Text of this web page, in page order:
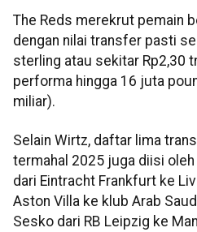
The Reds merekrut pemain
dengan nilai transfer pasti
sterling atau sekitar Rp2,30
performa hingga 16 juta
miliar).
Selain Wirtz, daftar lima
termahal 2025 juga diisi
dari Eintracht Frankfurt ke
Aston Villa ke klub Arab
Sesko dari RB Leipzig ke